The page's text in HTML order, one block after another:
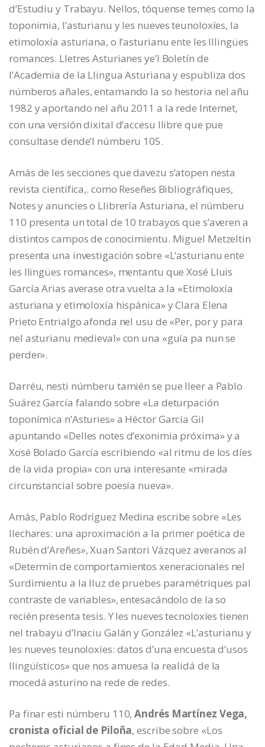
d’Estudiu y Trabayu. Nellos, tóquense temes como la
toponimia, l’asturianu y les nueves teunoloxíes, la
etimoloxía asturiana, o l’asturianu ente les lllingües
romances. Lletres Asturianes ye’l Boletín de
l’Academia de la Llingua Asturiana y espubliza dos
númberos añales, entamando la so hestoria nel añu
1982 y aportando nel añu 2011 a la rede Internet,
con una versión dixital d’accesu llibre que pue
consultase dende’l númberu 105.
Amás de les secciones que davezu s’atopen nesta
revista científica,. como Reseñes Bibliográfiques,
Notes y anuncies o Llibrería Asturiana, el númberu
110 presenta un total de 10 trabayos que s’averen a
distintos campos de conocimientu. Miguel Metzeltin
presenta una investigación sobre «L’asturianu ente
les llingües romances», mentantu que Xosé Lluis
García Arias averase otra vuelta a la «Etimoloxía
asturiana y etimoloxía hispánica» y Clara Elena
Prieto Entrialgo afonda nel usu de «Per, por y para
nel asturianu medieval» con una «guía pa nun se
perder».
Darréu, nesti númberu tamién se pue lleer a Pablo
Suárez García falando sobre «La deturpación
toponímica n’Asturies» a Héctor García Gil
apuntando «Delles notes d’exonimia próxima» y a
Xosé Bolado García escribiendo «al ritmu de los díes
de la vida propia» con una interesante «mirada
circunstancial sobre poesía nueva».
Amás, Pablo Rodríguez Medina escribe sobre «Les
llechares: una aproximación a la primer poética de
Rubén d’Areñes», Xuan Santori Vázquez averanos al
«Determín de comportamientos xeneracionales nel
Surdimientu a la lluz de pruebes paramétriques pal
contraste de variables», entesacándolo de la so
recién presenta tesis. Y les nueves tecnoloxíes tienen
nel trabayu d’Inaciu Galán y González «L’asturianu y
les nueves teunoloxíes: datos d’una encuesta d’usos
llingüísticos» que nos amuesa la realidá de la
mocedá asturino na rede de redes.
Pa finar esti númberu 110,Andrés Martínez Vega,
cronista oficial de Piloña, escribe sobre «Los